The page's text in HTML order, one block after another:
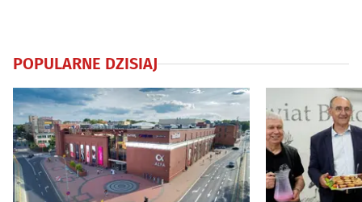
POPULARNE DZISIAJ